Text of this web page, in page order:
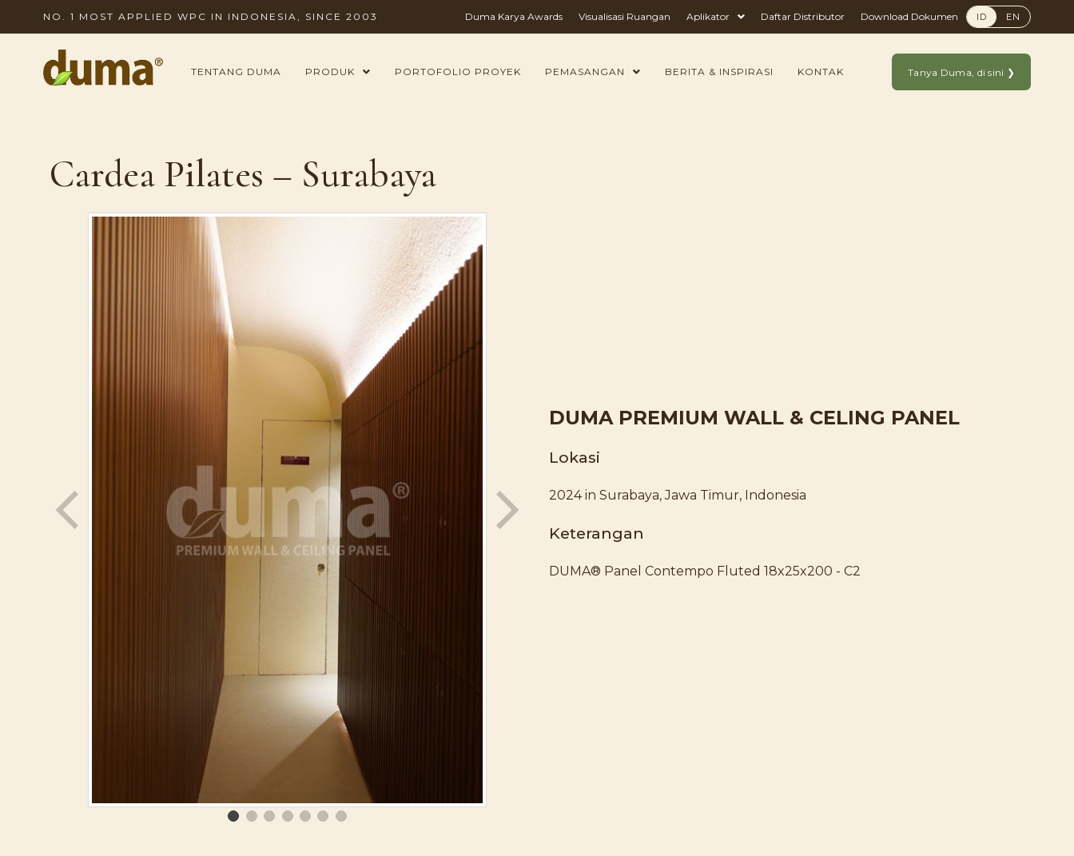
NO. 1 MOST APPLIED WPC IN INDONESIA, SINCE 2003 Duma Karya Awards Visualisasi Ruangan Aplikator Daftar Distributor Download Dokumen ID EN
TENTANG DUMA PRODUK PORTOFOLIO PROYEK PEMASANGAN BERITA & INSPIRASI KONTAK Tanya Duma, di sini ❯
Cardea Pilates – Surabaya
DUMA PREMIUM WALL & CELING PANEL
Lokasi
2024 in Surabaya, Jawa Timur, Indonesia
Keterangan
DUMA® Panel Contempo Fluted 18x25x200 - C2